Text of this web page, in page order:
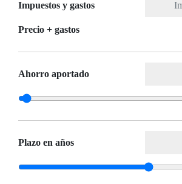
Impuestos y gastos
Precio + gastos
Ahorro aportado
Plazo en años